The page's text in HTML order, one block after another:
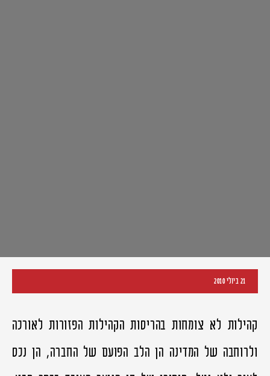
21 ביולי 2010
קהילות לא צומחות בהריסות הקהילות הפזורות לאורכה
ולרוחבה של המדינה הן הלב הפועם של החברה, הן נכס